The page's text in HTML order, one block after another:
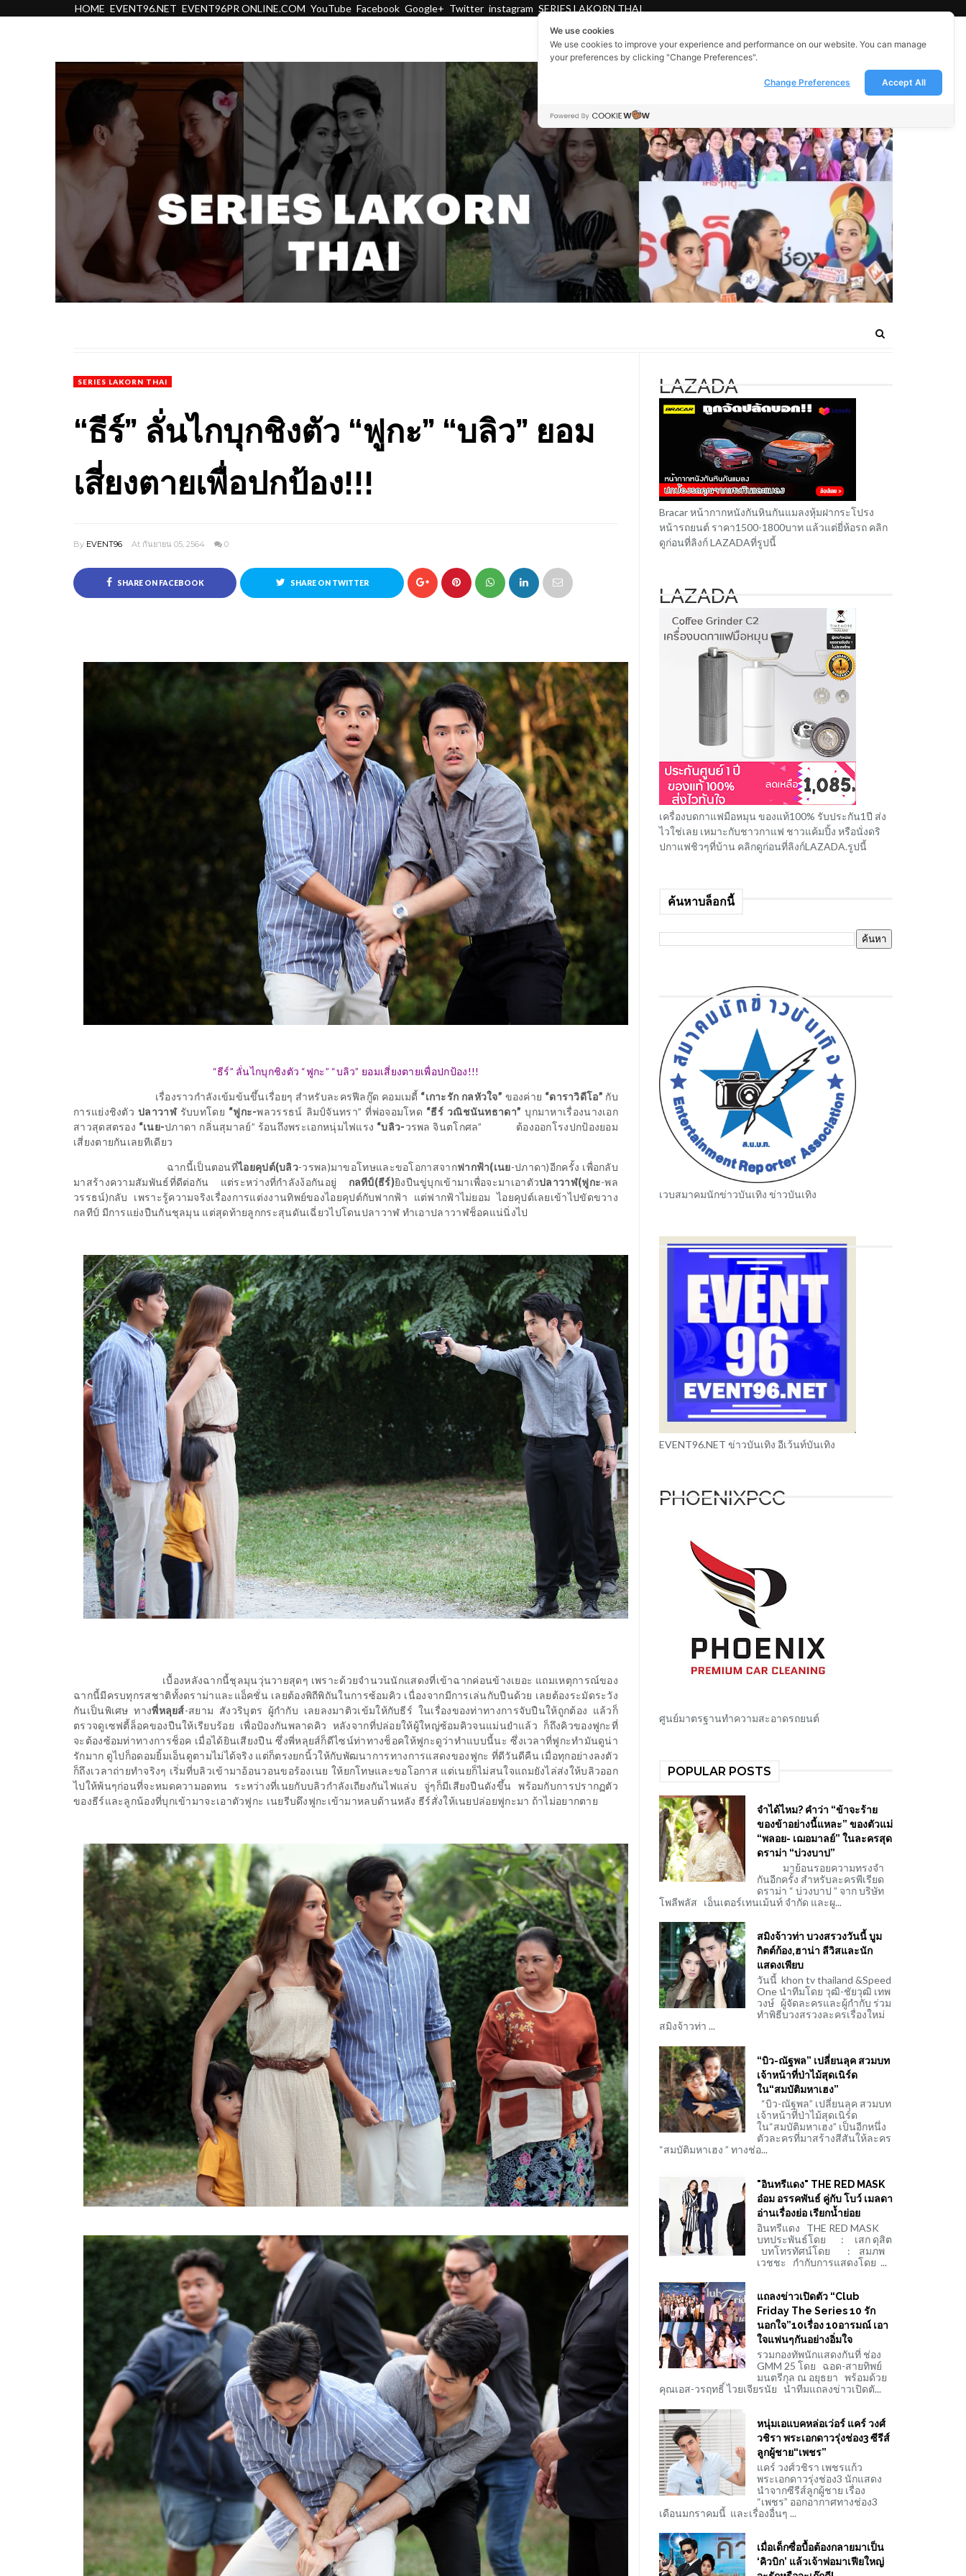
HOME EVENT96.NET EVENT96PR ONLINE.COM YouTube Facebook Google+ Twitter instagram SERIES LAKORN THAI
SERIES LAKORN THAI
“ธีร์” ลั่นไกบุกชิงตัว “ฟูกะ” “บลิว” ยอม
เสี่ยงตายเพื่อปกป้อง!!!
By EVENT96 At กันยายน 05, 2564 0
SHARE ON FACEBOOK SHARE ON TWITTER
“ธีร์” ลั่นไกบุกชิงตัว “ฟูกะ” “บลิว” ยอมเสี่ยงตายเพื่อปกป้อง!!!
เรื่องราวกำลังเข้มข้นขึ้นเรื่อยๆ สำหรับละครฟีลกู๊ด คอมเมดี้ “เกาะรัก กลหัวใจ” ของค่าย “ดาราวิดีโอ” กับ
การแย่งชิงตัวปลาวาฬรับบทโดย “ฟูกะ-พลวรรธน์ ลิมป์จันทรา” ที่พ่อจอมโหด “ธีร์ วณิชนันทธาดา”บุกมาหาเรื่องนางเอก
สาวสุดสตรอง “เนย-ปภาดา กลิ่นสุมาลย์” ร้อนถึงพระเอกหนุ่มไฟแรง “บลิว-วรพล จินตโกศล”
ต้องออกโรงปกป้องยอม
เสี่ยงตายกันเลยทีเดียว
ฉากนี้เป็นตอนที่ไอยคุปต์(บลิว-วรพล)มาขอโทษและขอโอกาสจากฟากฟ้า(เนย-ปภาดา)อีกครั้ง เพื่อกลับ
มาสร้างความสัมพันธ์ที่ดีต่อกัน แต่ระหว่างที่กำลังง้อกันอยู่ กลทีป์(ธีร์)ยิงปืนขู่บุกเข้ามาเพื่อจะมาเอาตัวปลาวาฬ(ฟูกะ-พล
วรรธน์)กลับ เพราะรู้ความจริงเรื่องการแต่งงานทิพย์ของไอยคุปต์กับฟากฟ้า แต่ฟากฟ้าไม่ยอม ไอยคุปต์เลยเข้าไปขัดขวาง
กลทีป์ มีการแย่งปืนกันชุลมุน แต่สุดท้ายลูกกระสุนดันเฉี่ยวไปโดนปลาวาฬ ทำเอาปลาวาฬช็อคแน่นิ่งไป
เบื้องหลังฉากนี้ชุลมุนวุ่นวายสุดๆ เพราะด้วยจำนวนนักแสดงที่เข้าฉากค่อนข้างเยอะ แถมเหตุการณ์ของ
ฉากนี้มีครบทุกรสชาติทั้งดราม่าและแอ็คชั่น เลยต้องพิถีพิถันในการซ้อมคิว เนื่องจากมีการเล่นกับปืนด้วย เลยต้องระมัดระวัง
กันเป็นพิเศษ ทางพี่หลุยส์-สยาม สังวริบุตร ผู้กำกับ เลยลงมาติวเข้มให้กับธีร์ ในเรื่องของท่าทางการจับปืนให้ถูกต้อง แล้วก็
ตรวจดูเซฟตี้ล็อคของปืนให้เรียบร้อย เพื่อป้องกันพลาดคิว หลังจากที่ปล่อยให้ผู้ใหญ่ซ้อมคิวจนแม่นยำแล้ว ก็ถึงคิวของฟูกะที่
จะต้องซ้อมท่าทางการช็อค เมื่อได้ยินเสียงปืน ซึ่งพี่หลุยส์ก็ดีไซน์ท่าทางช็อคให้ฟูกะดูว่าทำแบบนี้นะ ซึ่งเวลาที่ฟูกะทำมันดูน่า
รักมาก ดูไปก็อดอมยิ้มเอ็นดูตามไม่ได้จริง แต่ก็ตรงยกนิ้วให้กับพัฒนาการทางการแสดงของฟูกะ ที่ดีวันดีคืน เมื่อทุกอย่างลงตัว
ก็ถึงเวลาถ่ายทำจริงๆ เริ่มที่บลิวเข้ามาอ้อนวอนขอร้องเนย ให้ยกโทษและขอโอกาส แต่เนยก็ไม่สนใจแถมยังไล่ส่งให้บลิวออก
ไปให้พ้นๆก่อนที่จะหมดความอดทน ระหว่างที่เนยกับบลิวกำลังเถียงกันไฟแล่บ จู่ๆก็มีเสียงปืนดังขึ้น พร้อมกับการปรากฏตัว
ของธีร์และลูกน้องที่บุกเข้ามาจะเอาตัวฟูกะ เนยรีบดึงฟูกะเข้ามาหลบด้านหลัง ธีร์สั่งให้เนยปล่อยฟูกะมา ถ้าไม่อยากตาย
LAZADA
Bracar หน้ากากหนังกันหินกันแมลงหุ้มฝากระโปรง
หน้ารถยนต์ ราคา1500-1800บาท แล้วแต่ยี่ห้อรถ คลิก
ดูก่อนที่ลิงก์ LAZADAที่รูปนี้
LAZADA
เครื่องบดกาแฟมือหมุน ของแท้100% รับประกัน1ปี ส่ง
ไวใช่เลย เหมาะกับชาวกาแฟ ชาวแค้มปิ้ง หรือนั่งดริ
ปกาแฟชิวๆที่บ้าน คลิกดูก่อนที่ลิงก์LAZADA.รูปนี้
ค้นหาบล็อกนี้
เวบสมาคมนักข่าวบันเทิง ข่าวบันเทิง
EVENT96.NET ข่าวบันเทิง อีเว้นท์บันเทิง
PHOENIXPCC
ศูนย์มาตรฐานทำความสะอาดรถยนต์
POPULAR POSTS
จำได้ไหม? คำว่า “ข้าจะร้าย
ของข้าอย่างนี้แหละ” ของตัวแม่
“พลอย- เฌอมาลย์” ในละครสุด
ดราม่า “บ่วงบาป”
มาย้อนรอยความทรงจำ
กันอีกครั้ง สำหรับละครพีเรียด
ดราม่า “ บ่วงบาป ” จาก บริษัท
โพลีพลัส เอ็นเตอร์เทนเม้นท์ จำกัด และผู...
สมิงจ้าวท่า บวงสรวงวันนี้ บูม
กิตต์ก้อง,ฮาน่า ลีวิสและนัก
แสดงเพียบ
วันนี้ khon tv thailand &Speed
One นำทีมโดย วุฒิ-ชัยวุฒิ เทพ
วงษ์ ผู้จัดละครและผู้กำกับ ร่วม
ทำพิธีบวงสรวงละครเรื่องใหม่
สมิงจ้าวท่า ...
“บิว-ณัฐพล” เปลี่ยนลุค สวมบท
เจ้าหน้าที่ป่าไม้สุดเนิร์ด
ใน“สมบัติมหาเฮง”
“บิว-ณัฐพล” เปลี่ยนลุค สวมบท
เจ้าหน้าที่ป่าไม้สุดเนิร์ด
ใน“สมบัติมหาเฮง” เป็นอีกหนึ่ง
ตัวละครที่มาสร้างสีสันให้ละคร
“สมบัติมหาเฮง ” ทางช่อ...
"อินทรีแดง" THE RED MASK
อ๋อม อรรคพันธ์ คู่กับ โบว์ เมลดา
อ่านเรื่องย่อ เรียกน้ำย่อย
อินทรีแดง THE RED MASK
บทประพันธ์โดย : เสก ดุสิต
บทโทรทัศน์โดย : สมภพ
เวชชะ กำกับการแสดงโดย ...
แถลงข่าวเปิดตัว “Club
Friday The Series 10 รัก
นอกใจ”10เรื่อง 10อารมณ์ เอา
ใจแฟนๆกันอย่างอิ่มใจ
รวมกองทัพนักแสดงกันที่ ช่อง
GMM 25 โดย ฉอด-สายทิพย์
มนตรีกุล ณ อยุธยา พร้อมด้วย
คุณเอส-วรฤทธิ์ ไวยเจียรนัย นำทีมแถลงข่าวเปิดตั...
หนุ่มเอแบคหล่อเว่อร์ แคร์ วงศ์
วชิรา พระเอกดาวรุ่งช่อง3 ซีรีส์
ลูกผู้ชาย“เพชร”
แคร์ วงศ์วชิรา เพชรแก้ว
พระเอกดาวรุ่งช่อง3 นักแสดง
นำจากซีรีส์ลูกผู้ชาย เรื่อง
“เพชร” ออกอากาศทางช่อง3
เดือนมกราคมนี้ และเรื่องอื่นๆ ...
เมื่อเด็กซื่อบื้อต้องกลายมาเป็น
‘คิวบิก’ แล้วเจ้าพ่อมาเฟียใหญ่
We use cookies
We use cookies to improve your experience and performance on our website. You can manage
your preferences by clicking "Change Preferences".
Accept All
Change Preferences